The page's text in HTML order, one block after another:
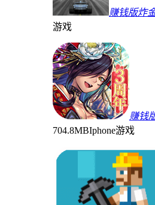
赚钱版炸
游戏
赚钱
704.8MBIphone游戏